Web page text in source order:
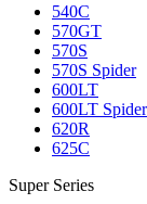
540C
570GT
570S
570S Spider
600LT
600LT Spider
620R
625C
Super Series